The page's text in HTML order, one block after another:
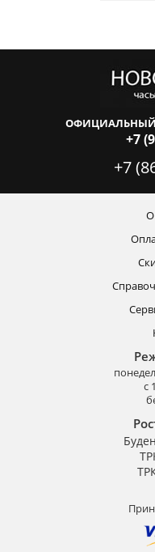
ОФИЦИАЛЬНЫЙ
+7
+7
О
с